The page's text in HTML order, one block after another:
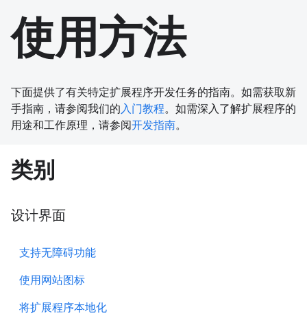
使用方法
下面提供了有关特定扩展程序开发任务的指南。如需获取新
手指南，请参阅我们的入门教程。如需深入了解扩展程序的
用途和工作原理，请参阅开发指南。
类别
设计界面
支持无障碍功能
使用网站图标
将扩展程序本地化